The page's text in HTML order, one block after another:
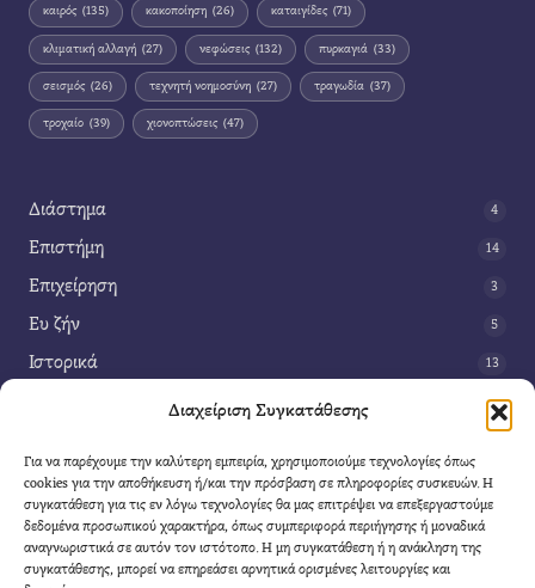
Διαχείριση Συγκατάθεσης
Για να παρέχουμε την καλύτερη εμπειρία, χρησιμοποιούμε τεχνολογίες όπως
cookies για την αποθήκευση ή/και την πρόσβαση σε πληροφορίες συσκευών. Η
συγκατάθεση για τις εν λόγω τεχνολογίες θα μας επιτρέψει να επεξεργαστούμε
δεδομένα προσωπικού χαρακτήρα, όπως συμπεριφορά περιήγησης ή μοναδικά
αναγνωριστικά σε αυτόν τον ιστότοπο. Η μη συγκατάθεση ή η ανάκληση της
συγκατάθεσης, μπορεί να επηρεάσει αρνητικά ορισμένες λειτουργίες και
καιρός (135) κακοποίηση (26) καταιγίδες (71)
κλιματική αλλαγή (27) νεφώσεις (132) πυρκαγιά (33)
σεισμός (26) τεχνητή νοημοσύνη (27) τραγωδία (37)
τροχαίο (39) χιονοπτώσεις (47)
Διάστημα 4
Επιστήμη 14
Επιχείρηση 3
Ευ ζήν 5
Ιστορικά 13
42
Τέχνη 3
Τεχνολογία
Υγεία